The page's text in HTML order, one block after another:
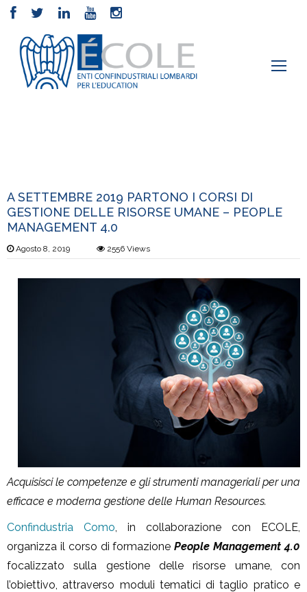
Elementor #2› Notizie›A SETTEMBRE 2019 PARTONO I CORSI DI
GESTIONE DELLE RISORSE UMANE – PEOPLE MANAGEMENT 4.0
A SETTEMBRE 2019 PARTONO I CORSI DI
GESTIONE DELLE RISORSE UMANE – PEOPLE
MANAGEMENT 4.0
Agosto 8, 2019 2556 Views
Acquisisci le competenze e gli strumenti manageriali per una
efficace e moderna gestione delle Human Resources.
Confindustria Como, in collaborazione con ECOLE,
organizza il corso di formazionePeople Management 4.0
focalizzato sulla gestione delle risorse umane, con
l’obiettivo, attraverso moduli tematici di taglio pratico e